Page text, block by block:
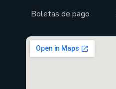
Boletas de pago